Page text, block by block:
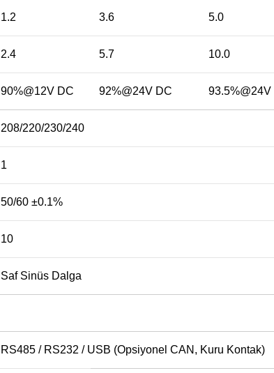
1.2 3.6 5.0
2.4 5.7 10.0
90%@12V DC 92%@24V DC 93.5%@24V
208/220/230/240
1
50/60 ±0.1%
10
Saf Sinüs Dalga
RS485 / RS232 / USB (Opsiyonel CAN, Kuru Kontak)